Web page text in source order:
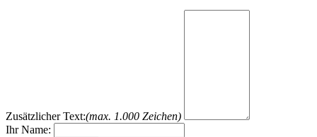
Zusätzlicher Text:(max. 1.000 Zeichen)
Ihr Name: